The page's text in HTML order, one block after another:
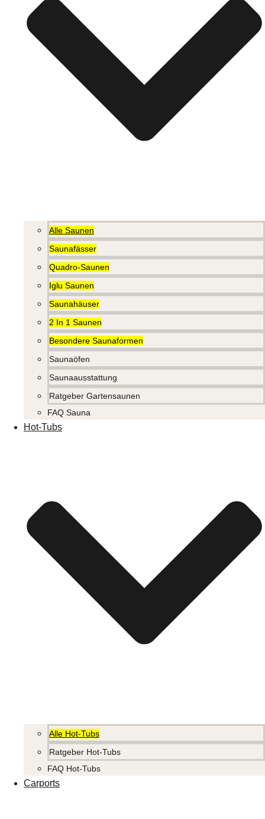
Alle Saunen
Saunafässer
Quadro-Saunen
Iglu Saunen
Saunahäuser
2 In 1 Saunen
Besondere Saunaformen
Saunaöfen
Saunaausstattung
Ratgeber Gartensaunen
FAQ Sauna
Hot-Tubs
Alle Hot-Tubs
Ratgeber Hot-Tubs
FAQ Hot-Tubs
Carports